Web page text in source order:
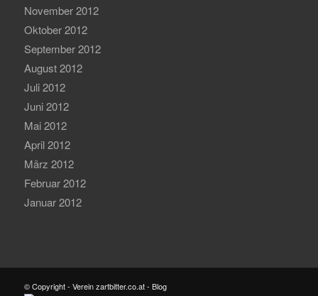
November 2012
Oktober 2012
September 2012
August 2012
Juli 2012
Juni 2012
Mai 2012
April 2012
März 2012
Februar 2012
Januar 2012
© Copyright - Verein zartbitter.co.at - Blog